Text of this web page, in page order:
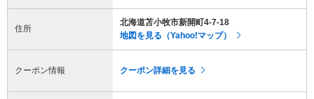
住所
北海道苫小牧市新開町4-7-18
地図を見る（Yahoo!マップ）
クーポン情報 クーポン詳細を見る